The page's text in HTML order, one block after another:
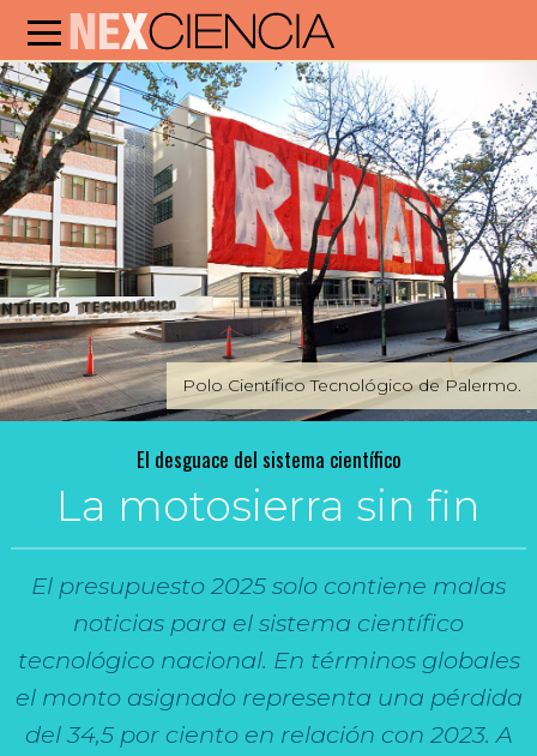
Polo Científico Tecnológico de Palermo.
El desguace del sistema científico
La motosierra sin fin
El presupuesto 2025 solo contiene malas
noticias para el sistema científico
tecnológico nacional. En términos globales
el monto asignado representa una pérdida
del 34,5 por ciento en relación con 2023. A